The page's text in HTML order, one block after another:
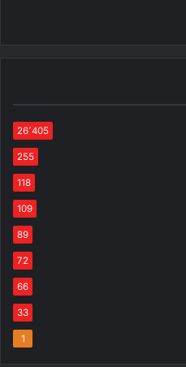
26٬405
255
118
109
89
72
66
33
1